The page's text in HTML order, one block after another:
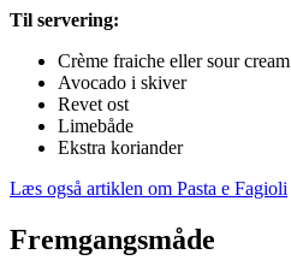
Til servering:
Crème fraiche eller sour cream
Avocado i skiver
Revet ost
Limebåde
Ekstra koriander
Læs også artiklen om Pasta e Fagioli
Fremgangsmåde